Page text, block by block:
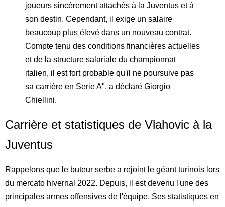
joueurs sincèrement attachés à la Juventus et à
son destin. Cependant, il exige un salaire
beaucoup plus élevé dans un nouveau contrat.
Compte tenu des conditions financières actuelles
et de la structure salariale du championnat
italien, il est fort probable qu'il ne poursuive pas
sa carrière en Serie A", a déclaré Giorgio
Chiellini.
Carrière et statistiques de Vlahovic à la
Juventus
Rappelons que le buteur serbe a rejoint le géant turinois lors
du mercato hivernal 2022. Depuis, il est devenu l'une des
principales armes offensives de l'équipe. Ses statistiques en